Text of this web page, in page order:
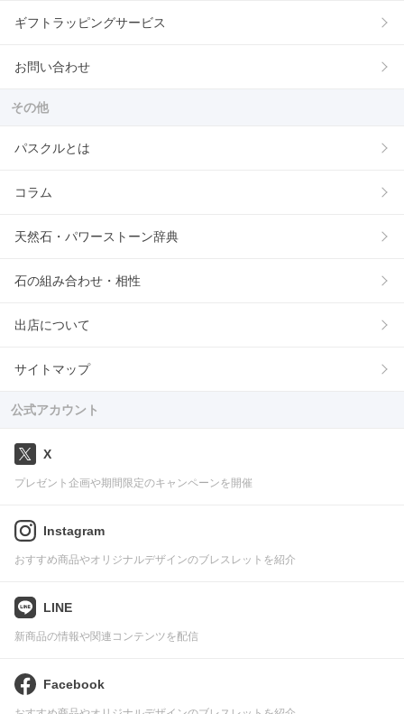
ギフトラッピングサービス
お問い合わせ
その他
パスクルとは
コラム
天然石・パワーストーン辞典
石の組み合わせ・相性
出店について
サイトマップ
公式アカウント
X
プレゼント企画や期間限定のキャンペーンを開催
Instagram
おすすめ商品やオリジナルデザインのブレスレットを紹介
LINE
新商品の情報や関連コンテンツを配信
Facebook